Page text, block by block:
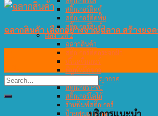
สติ๊กเกอร์ติดตู้
สติ๊กเกอร์ติดพื้น
สติ๊กเกอร์สินค้า
ผลงานที่ 2
ฉลากสินค้า
สติ๊กเกอร์ติดกระจกฝ้า
ปริ้นสติกเกอร์
พิมพ์หมึกขาว
สติ๊กเกอร์สูญญากาศ
สติ๊กเกอร์ PVC
สติ๊กเกอร์โลโก้
ร้านพิมพ์สติ๊กเกอร์
ป้ายสูญญากาศ
ฉลากสินค้า เลือกอย่างชาญฉลาด สร้างยอ
บริการแนะนำ